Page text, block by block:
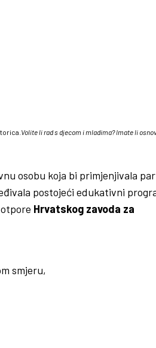
Volite li rad s djecom i mladima? Imate li
osobu koja bi primjenjivala
postojeći edukativni
Hrvatskog zavoda za
smjeru,